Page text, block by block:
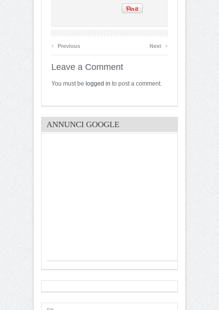
‹ Previous Next ›
Leave a Comment
You must be logged in to post a comment.
ANNUNCI GOOGLE